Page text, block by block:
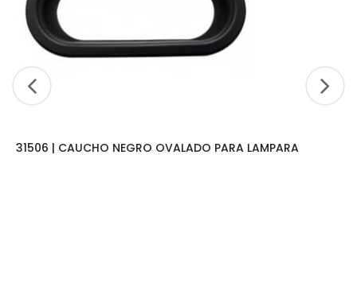
31506 | CAUCHO NEGRO OVALADO PARA LAMPARA